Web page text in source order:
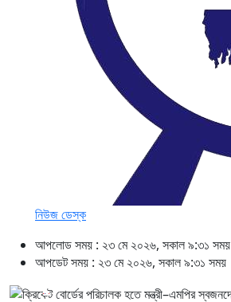
নিউজ ডেস্ক
আপলোড সময় : ২৩ মে ২০২৬, সকাল ৯:৩১ সময়
আপডেট সময় : ২৩ মে ২০২৬, সকাল ৯:৩১ সময়